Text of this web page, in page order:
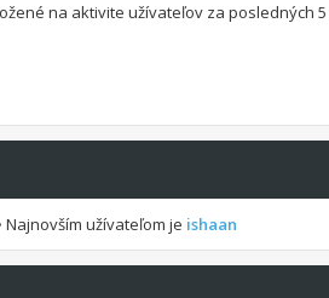
na aktivite užívateľov za posledných
Najnovším užívateľom je ishaan